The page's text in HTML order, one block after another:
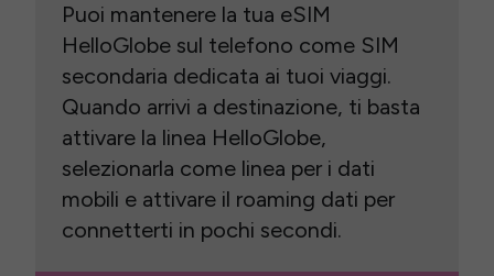
Puoi mantenere la tua eSIM
HelloGlobe sul telefono come SIM
secondaria dedicata ai tuoi viaggi.
Quando arrivi a destinazione, ti basta
attivare la linea HelloGlobe,
selezionarla come linea per i dati
mobili e attivare il roaming dati per
connetterti in pochi secondi.